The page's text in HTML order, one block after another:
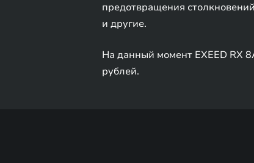
предотвращения
и другие.
На данный момент EXEED RX
рублей.